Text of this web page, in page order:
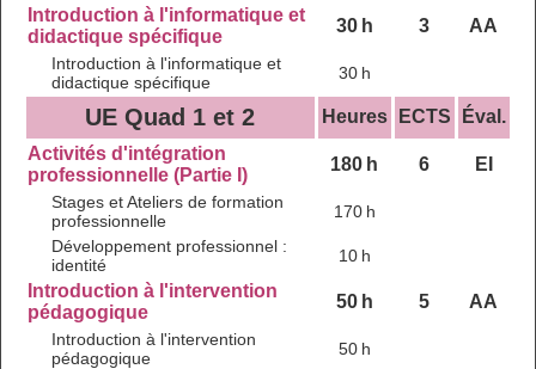
Introduction à l'informatique et
didactique spécifique
30 h 3 AA
Introduction à l'informatique et
didactique spécifique
30 h
UE Quad 1 et 2 Heures ECTS
Éval.
Activités d'intégration
professionnelle (Partie I)
180 h 6 EI
Stages et Ateliers de formation
professionnelle
170 h
Développement professionnel :
identité
10 h
Introduction à l'intervention
pédagogique
50 h 5 AA
Introduction à l'intervention
pédagogique
50 h